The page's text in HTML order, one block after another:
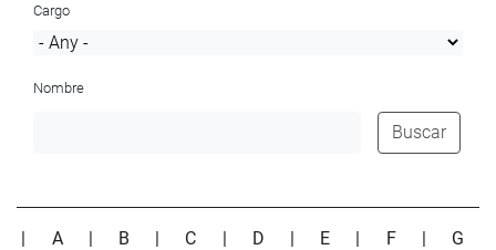
Cargo
Nombre
Buscar
| A | B | C | D | E | F | G